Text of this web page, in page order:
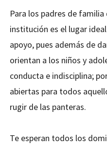
Para los padres de familia
institución es el lugar
apoyo, pues además de
orientan a los niños y
conducta e indisciplina;
abiertas para todos
rugir de las panteras.
Te esperan todos los